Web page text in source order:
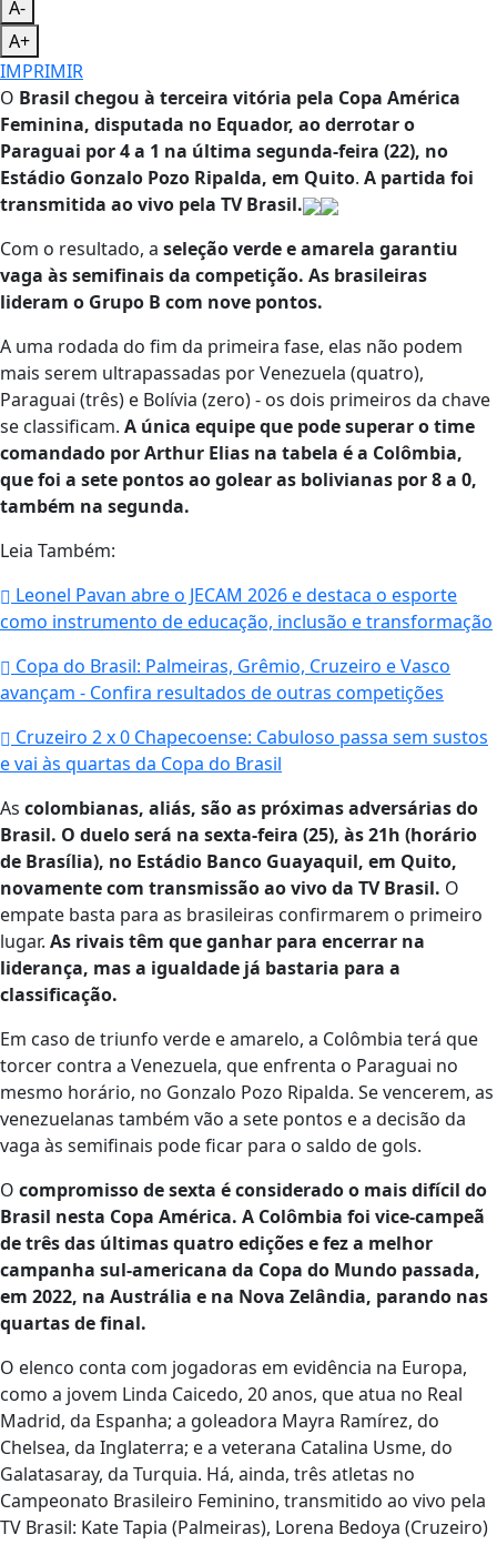
A-
A+
IMPRIMIR
O Brasil chegou à terceira vitória pela Copa América
Feminina, disputada no Equador, ao derrotar o
Paraguai por 4 a 1 na última segunda-feira (22), no
Estádio Gonzalo Pozo Ripalda, em Quito. A partida foi
transmitida ao vivo pela TV Brasil.
Com o resultado, a seleção verde e amarela garantiu
vaga às semifinais da competição. As brasileiras
lideram o Grupo B com nove pontos.
A uma rodada do fim da primeira fase, elas não podem
mais serem ultrapassadas por Venezuela (quatro),
Paraguai (três) e Bolívia (zero) - os dois primeiros da chave
se classificam. A única equipe que pode superar o time
comandado por Arthur Elias na tabela é a Colômbia,
que foi a sete pontos ao golear as bolivianas por 8 a 0,
também na segunda.
Leia Também:
Leonel Pavan abre o JECAM 2026 e destaca o esporte
como instrumento de educação, inclusão e transformação
Copa do Brasil: Palmeiras, Grêmio, Cruzeiro e Vasco
avançam - Confira resultados de outras competições
Cruzeiro 2 x 0 Chapecoense: Cabuloso passa sem sustos
e vai às quartas da Copa do Brasil
As colombianas, aliás, são as próximas adversárias do
Brasil. O duelo será na sexta-feira (25), às 21h (horário
de Brasília), no Estádio Banco Guayaquil, em Quito,
novamente com transmissão ao vivo da TV Brasil. O
empate basta para as brasileiras confirmarem o primeiro
lugar. As rivais têm que ganhar para encerrar na
liderança, mas a igualdade já bastaria para a
classificação.
Em caso de triunfo verde e amarelo, a Colômbia terá que
torcer contra a Venezuela, que enfrenta o Paraguai no
mesmo horário, no Gonzalo Pozo Ripalda. Se vencerem, as
venezuelanas também vão a sete pontos e a decisão da
vaga às semifinais pode ficar para o saldo de gols.
O compromisso de sexta é considerado o mais difícil do
Brasil nesta Copa América. A Colômbia foi vice-campeã
de três das últimas quatro edições e fez a melhor
campanha sul-americana da Copa do Mundo passada,
em 2022, na Austrália e na Nova Zelândia, parando nas
quartas de final.
O elenco conta com jogadoras em evidência na Europa,
como a jovem Linda Caicedo, 20 anos, que atua no Real
Madrid, da Espanha; a goleadora Mayra Ramírez, do
Chelsea, da Inglaterra; e a veterana Catalina Usme, do
Galatasaray, da Turquia. Há, ainda, três atletas no
Campeonato Brasileiro Feminino, transmitido ao vivo pela
TV Brasil: Kate Tapia (Palmeiras), Lorena Bedoya (Cruzeiro)